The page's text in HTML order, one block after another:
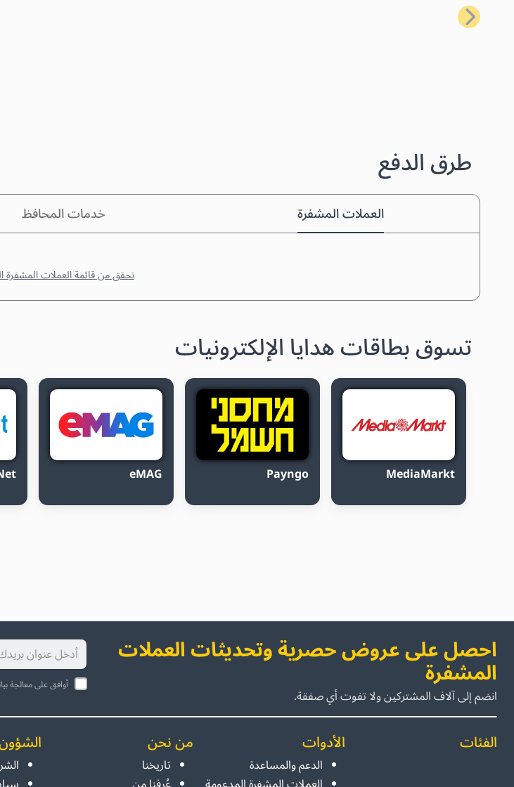
السابق
طرق الدفع
العملات المشفرة خدمات المحافظ
تحقق من قائمة العملات المشفرة
تسوق بطاقات هدايا الإلكترونيات
MediaMarkt
Payngo
eMAG
احصل على عروض حصرية وتحديثات العملات
المشفرة
انضم إلى آلاف المشتركين ولا تفوت أي صفقة. أوافق على معالجة
الفئات الأدوات
الدعم والمساعدة
من نحن
تاريخنا